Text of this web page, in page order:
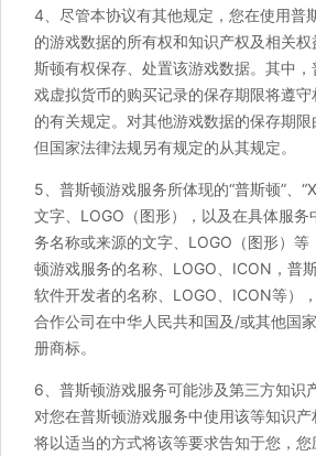
4、尽管本协议有其他规定，您在使用普
的游戏数据的所有权和知识产权及相关
斯顿有权保存、处置该游戏数据。其中
戏虚拟货币的购买记录的保存期限将遵
的有关规定。对其他游戏数据的保存期限
但国家法律法规另有规定的从其规定。
5、普斯顿游戏服务所体现的“普斯顿”、
文字、LOGO（图形），以及在具体服务
务名称或来源的文字、LOGO（图形）等
顿游戏服务的名称、LOGO、ICON，普
软件开发者的名称、LOGO、ICON等）
合作公司在中华人民共和国及/或其他国
册商标。
6、普斯顿游戏服务可能涉及第三方知识
对您在普斯顿游戏服务中使用该等知识
将以适当的方式将该等要求告知于您，您